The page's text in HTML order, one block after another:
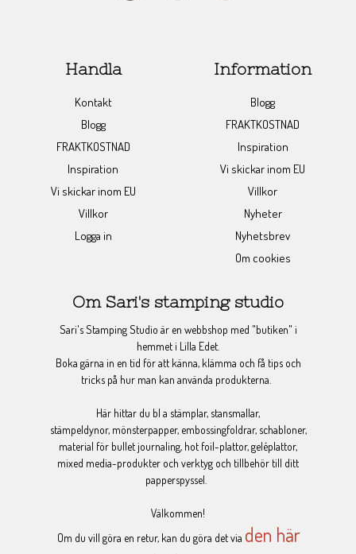
Handla
Kontakt
Blogg
FRAKTKOSTNAD
Inspiration
Vi skickar inom EU
Villkor
Logga in
Information
Blogg
FRAKTKOSTNAD
Inspiration
Vi skickar inom EU
Villkor
Nyheter
Nyhetsbrev
Om cookies
Om Sari's stamping studio
Sari's Stamping Studio är en webbshop med "butiken" i
hemmet i Lilla Edet.
Boka gärna in en tid för att känna, klämma och få tips och
tricks på hur man kan använda produkterna.
Här hittar du bl a stämplar, stansmallar,
stämpeldynor, mönsterpapper, embossingfoldrar, schabloner,
material för bullet journaling, hot foil-plattor, geléplattor,
mixed media-produkter och verktyg och tillbehör till ditt
papperspyssel.
Välkommen!
Om du vill göra en retur, kan du göra det via den här